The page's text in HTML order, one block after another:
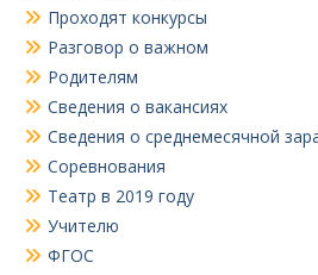
Проходят конкурсы
Разговор о важном
Родителям
Сведения о вакансиях
Сведения о среднемесячной
Соревнования
Театр в 2019 году
Учителю
ФГОС